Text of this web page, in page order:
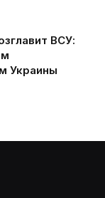
ВСУ:
Украины